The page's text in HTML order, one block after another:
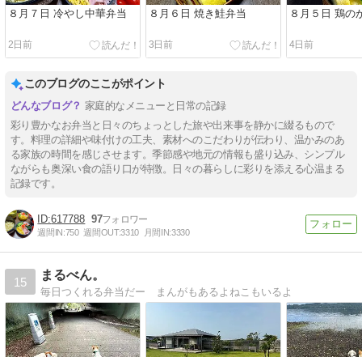
８月７日 冷やし中華弁当
2日前
８月６日 焼き鮭弁当
3日前
８月５日 鶏の
4日前
このブログのここがポイント
家庭的なメニューと日常の記録
彩り豊かなお弁当と日々のちょっとした旅や出来事を静かに綴るもので
す。料理の詳細や味付けの工夫、素材へのこだわりが伝わり、温かみのあ
る家族の時間を感じさせます。季節感や地元の情報も盛り込み、シンプル
ながらも奥深い食の語り口が特徴。日々の暮らしに彩りを添える心温まる
記録です。
617788 97
週間IN:750 週間OUT:3310 月間IN:3330
15
まるべん。
毎日つくれる弁当だー まんがもあるよねこもいるよ